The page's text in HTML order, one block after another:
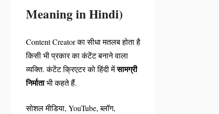
Meaning in Hindi)
Content Creator का सीधा मतलब होता है
किसी भी प्रकार का कंटेंट बनाने वाला
व्यक्ति. कंटेंट क्रिएटर को हिंदी मेंसामग्री
निर्माताभी कहते हैं.
सोशल मीडिया, YouTube, ब्लॉग,